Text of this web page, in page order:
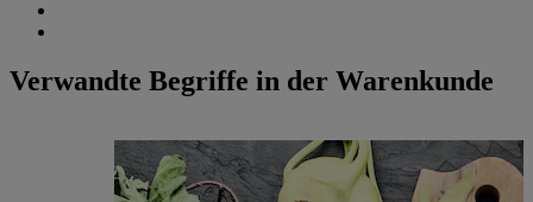
Verwandte Begriffe in der Warenkunde